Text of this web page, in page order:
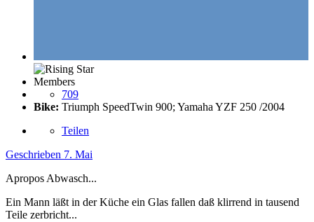
Members
709
Bike: Triumph SpeedTwin 900; Yamaha YZF 250 /2004
Teilen
Geschrieben 7. Mai
Apropos Abwasch...
Ein Mann läßt in der Küche ein Glas fallen daß klirrend in tausend
Teile zerbricht...